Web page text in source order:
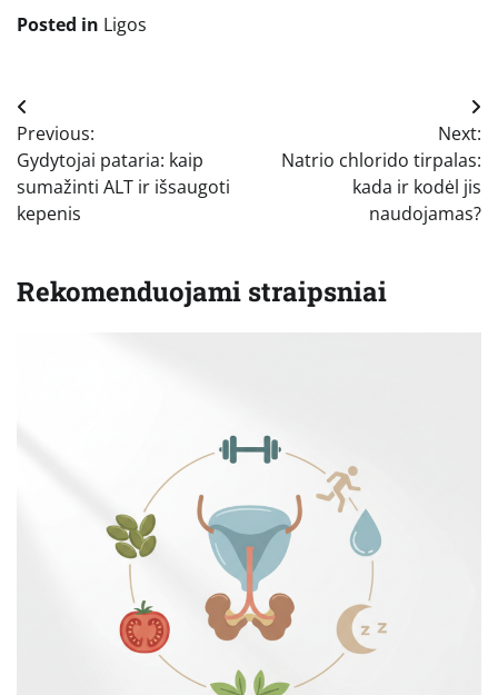
Posted in Ligos
Navigacija
tarp
įrašų
Previous:
Gydytojai pataria: kaip
sumažinti ALT ir išsaugoti
kepenis
Next:
Natrio chlorido tirpalas:
kada ir kodėl jis
naudojamas?
Rekomenduojami straipsniai